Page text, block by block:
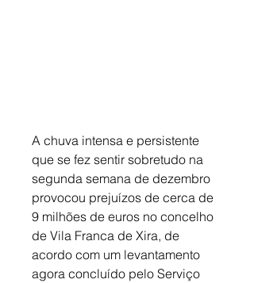
A chuva intensa e persistente
que se fez sentir sobretudo na
segunda semana de dezembro
provocou prejuízos de cerca de
9 milhões de euros no concelho
de Vila Franca de Xira, de
acordo com um levantamento
agora concluído pelo Serviço